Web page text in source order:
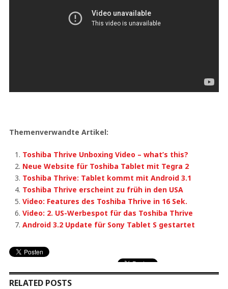
Themenverwandte Artikel:
Toshiba Thrive Unboxing Video – what’s this?
Neue Website für Toshiba Tablet mit Tegra 2
Toshiba Thrive: Tablet kommt mit Android 3.1
Toshiba Thrive erscheint zu früh in den USA
Video: Features des Toshiba Thrive in 16 Sek.
Video: 2. US-Werbespot für das Toshiba Thrive
Android 3.2 Update für Sony Tablet S gestartet
RELATED POSTS